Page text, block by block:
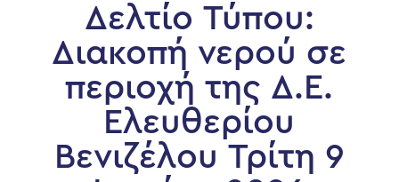
Δελτίο Τύπου:
Διακοπή νερού σε
περιοχή της Δ.Ε.
Ελευθερίου
Βενιζέλου Τρίτη 9